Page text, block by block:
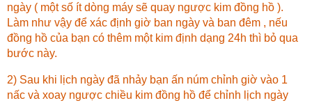
ngày ( một số ít dòng máy sẽ quay ngược kim đồng hồ ).
Làm như vậy để xác định giờ ban ngày và ban đêm , nếu
đồng hồ của bạn có thêm một kim định dạng 24h thì bỏ qua
bước này.
2) Sau khi lịch ngày đã nhảy bạn ấn núm chỉnh giờ vào 1
nấc và xoay ngược chiều kim đồng hồ để chỉnh lịch ngày